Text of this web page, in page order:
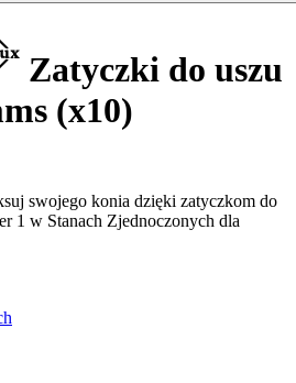
Zatyczki do uszu
(x10)
swojego konia dzięki zatyczkom do
1 w Stanach Zjednoczonych dla